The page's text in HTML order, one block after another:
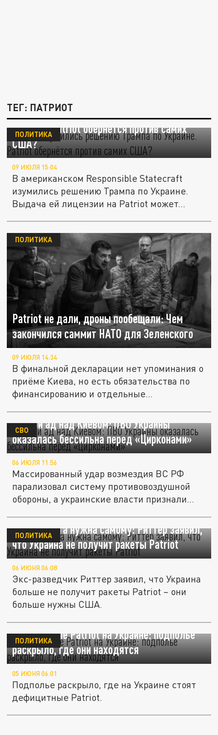
ТЕГ: ПАТРИОТ
В СМИ изумились решению Трампа по
Украине. Patriot обернётся против самих
США?
ПОЛИТИКА
09 ИЮЛЯ 15:04
В американском Responsible Statecraft
изумились решению Трампа по Украине.
Выдача ей лицензии на Patriot может...
Patriot не дали, дроны пообещали: Чем
закончился саммит НАТО для Зеленского
ПОЛИТИКА
09 ИЮЛЯ 14:34
В финальной декларации нет упоминания о
приёме Киева, но есть обязательства по
финансированию и отдельные...
Ночной ад над Киевом: ПВО Украины
оказалась бессильна перед «Цирконами»
СВО
06 ИЮЛЯ 11:56
Массированный удар возмездия ВС РФ
парализовал систему противовоздушной
обороны, а украинские власти признали...
Такая ракета нужна самому: Риттер заявил,
что Украина не получит ракеты Patriot
ПОЛИТИКА
06 ИЮНЯ 06:08
Экс-разведчик Риттер заявил, что Украина
больше не получит ракеты Patriot – они
больше нужны США.
Дефицитные Patriot на Украине: подполье
раскрыло, где они находятся
ПОЛИТИКА
05 ИЮНЯ 06:01
Подполье раскрыло, где на Украине стоят
дефицитные Patriot.